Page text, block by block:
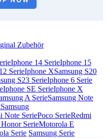
Zubehör
Iphone 14 SerieIphone 15
SerieIphone XSamsung S20
S23 SerieIphone 6 Serie
Iphone SE SerieIphone X
A SerieSamsung Note
Samsung
Note SeriePoco SerieRedmi
SerieMotorola E
Serie Samsung Serie